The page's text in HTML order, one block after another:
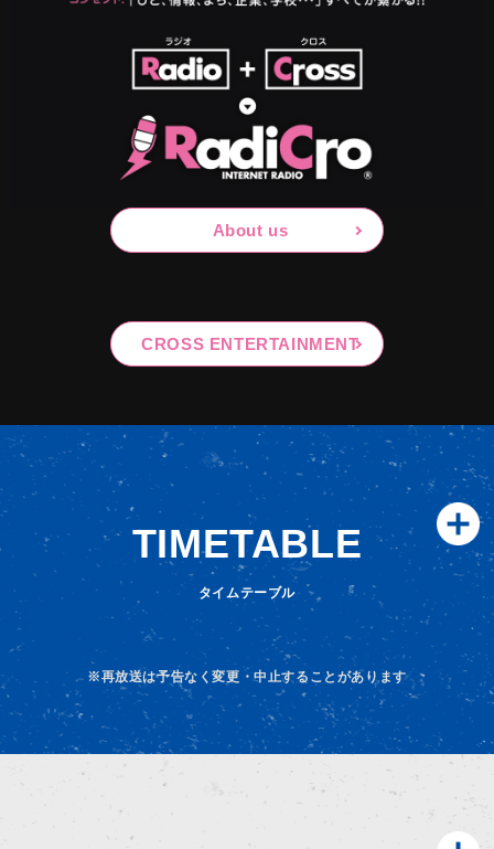
About us
CROSS ENTERTAINMENT
TIMETABLE
タイムテーブル
※再放送は予告なく変更・中止することがあります